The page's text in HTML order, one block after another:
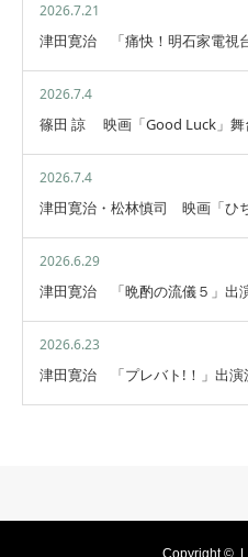
2026.7.21
津田寛治 「痛快！明石家電視
2026.7.4
篠田 諒 映画「Good Luck」舞
2026.7.4
津田寛治・松林慎司 映画「ひ
2026.6.29
津田寛治 「晩酌の流儀５」出
2026.6.23
津田寛治 「プレバト!！」出演
Copyright ©